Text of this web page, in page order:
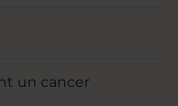
un cancer